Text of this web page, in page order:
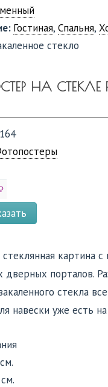
Гостиная, Спальня,
стекло
НА СТЕКЛЕ
картина
дверных порталов.
стекла
навески уже есть